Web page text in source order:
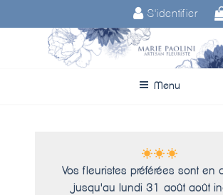
S'identifier
Menu
Vos fleuristes préférées sont en
jusqu'au lundi 31 août août